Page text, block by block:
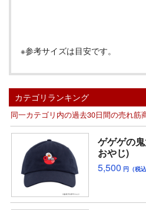
※参考サイズは目安です。
カテゴリランキング
同一カテゴリ内の過去30日間の売れ筋
ゲゲゲの
おやじ)
5,500 円（税込